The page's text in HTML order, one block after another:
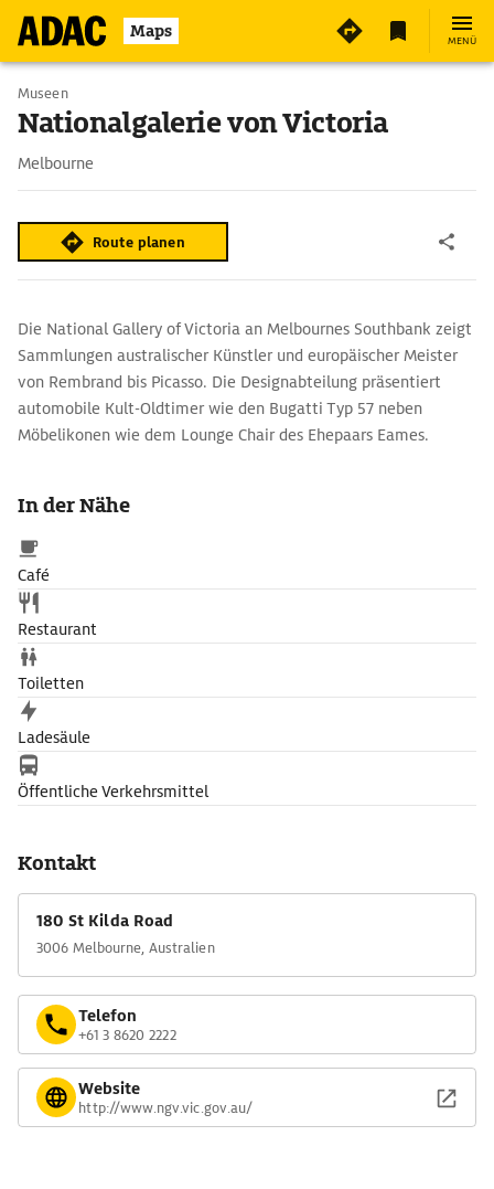
Maps MENÜ
Museen
Nationalgalerie von Victoria
Melbourne
Route planen
Die National Gallery of Victoria an Melbournes Southbank zeigt
Sammlungen australischer Künstler und europäischer Meister
von Rembrand bis Picasso. Die Designabteilung präsentiert
automobile Kult-Oldtimer wie den Bugatti Typ 57 neben
Möbelikonen wie dem Lounge Chair des Ehepaars Eames.
In der Nähe
Café
Restaurant
Toiletten
Ladesäule
Öffentliche Verkehrsmittel
Kontakt
180 St Kilda Road
3006 Melbourne, Australien
Telefon
+61 3 8620 2222
Website
http://www.ngv.vic.gov.au/